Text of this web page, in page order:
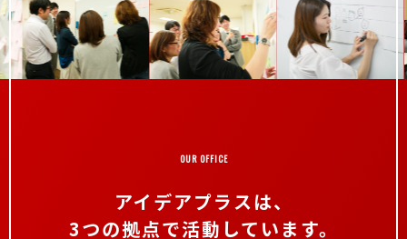
OUR OFFICE
アイデアプラスは、
3つの拠点で活動しています。